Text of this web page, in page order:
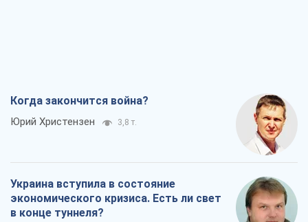
Когда закончится война?
Юрий Христензен 3,8 т.
Украина вступила в состояние
экономического кризиса. Есть ли свет
в конце туннеля?